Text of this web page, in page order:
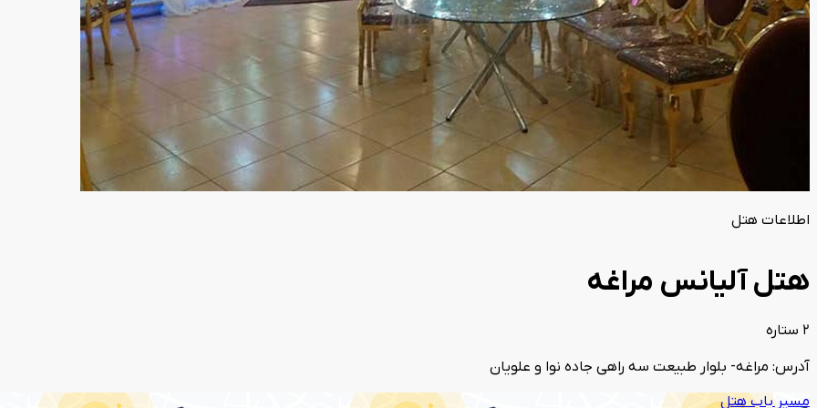
اطلاعات هتل
هتل آلیانس مراغه
2 ستاره
آدرس: مراغه- بلوار طبیعت سه راهی جاده نوا و علویان
مسیر یاب هتل